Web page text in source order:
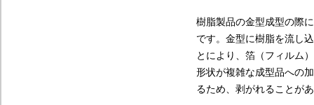
樹脂製品の金型成型の際
です。金型に樹脂を流し
とにより、箔（フィルム
形状が複雑な成型品への
るため、剥がれることが